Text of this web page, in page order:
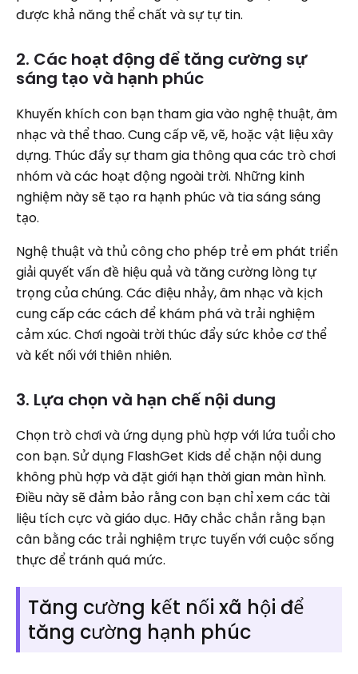
được khả năng thể chất và sự tự tin.
2. Các hoạt động để tăng cường sự
sáng tạo và hạnh phúc
Khuyến khích con bạn tham gia vào nghệ thuật, âm
nhạc và thể thao. Cung cấp vẽ, vẽ, hoặc vật liệu xây
dựng. Thúc đẩy sự tham gia thông qua các trò chơi
nhóm và các hoạt động ngoài trời. Những kinh
nghiệm này sẽ tạo ra hạnh phúc và tia sáng sáng
tạo.
Nghệ thuật và thủ công cho phép trẻ em phát triển
giải quyết vấn đề hiệu quả và tăng cường lòng tự
trọng của chúng. Các điệu nhảy, âm nhạc và kịch
cung cấp các cách để khám phá và trải nghiệm
cảm xúc. Chơi ngoài trời thúc đẩy sức khỏe cơ thể
và kết nối với thiên nhiên.
3. Lựa chọn và hạn chế nội dung
Chọn trò chơi và ứng dụng phù hợp với lứa tuổi cho
con bạn. Sử dụng FlashGet Kids để chặn nội dung
không phù hợp và đặt giới hạn thời gian màn hình.
Điều này sẽ đảm bảo rằng con bạn chỉ xem các tài
liệu tích cực và giáo dục. Hãy chắc chắn rằng bạn
cân bằng các trải nghiệm trực tuyến với cuộc sống
thực để tránh quá mức.
Tăng cường kết nối xã hội để
tăng cường hạnh phúc